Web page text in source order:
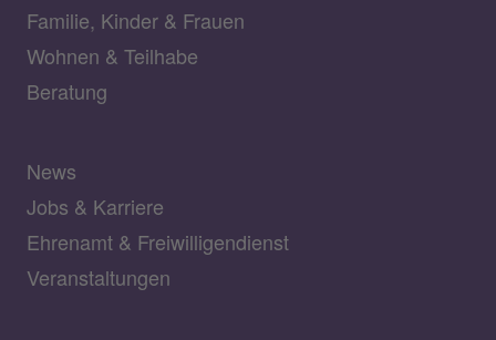
Familie, Kinder & Frauen
Wohnen & Teilhabe
Beratung
News
Jobs & Karriere
Ehrenamt & Freiwilligendienst
Veranstaltungen